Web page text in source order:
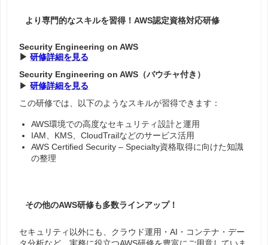
より専門的なスキルを習得！AWS認定資格対応研修
Security Engineering on AWS
▶ 研修詳細を見る
Security Engineering on AWS（バウチャ付き）
▶ 研修詳細を見る
この研修では、以下のようなスキルが習得できます：
AWS環境での高度なセキュリティ設計と運用
IAM、KMS、CloudTrailなどのサービス活用
AWS Certified Security – Specialty資格取得に向けた知識
の整理
その他のAWS研修も多数ラインアップ！
セキュリティ以外にも、 クラウド運用・AI・コンテナ・デー
タ分析など、実務に役立つAWS研修を豊富にご用意していま